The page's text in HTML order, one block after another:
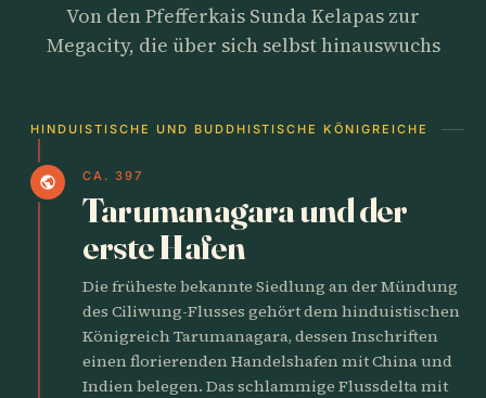
Von den Pfefferkais Sunda Kelapas zur
Megacity, die über sich selbst hinauswuchs
HINDUISTISCHE UND BUDDHISTISCHE KÖNIGREICHE
public CA. 397
Tarumanagara und der
erste Hafen
Die früheste bekannte Siedlung an der Mündung
des Ciliwung-Flusses gehört dem hinduistischen
Königreich Tarumanagara, dessen Inschriften
einen florierenden Handelshafen mit China und
Indien belegen. Das schlammige Flussdelta mit